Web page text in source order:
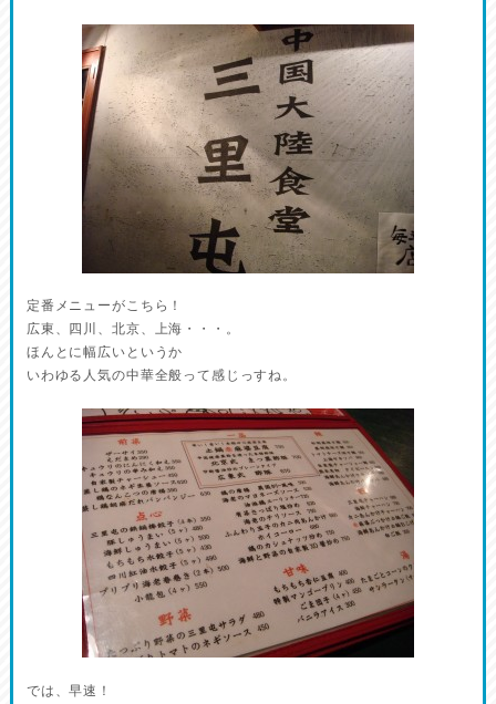
定番メニューがこちら！
広東、四川、北京、上海・・・。
ほんとに幅広いというか
いわゆる人気の中華全般って感じっすね。
では、早速！